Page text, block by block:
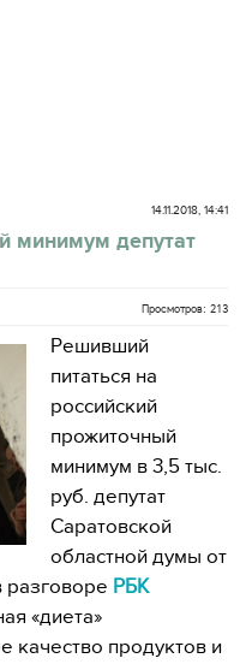
14.11.2018, 14:41
минимум депутат
Просмотров: 213
Решивший
питаться на
российский
прожиточный
минимум в 3,5 тыс.
руб. депутат
Саратовской
областной думы от
РБК
«диета»
качество продуктов и